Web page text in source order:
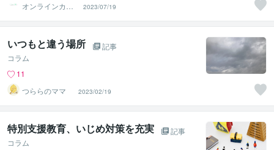
オンラインカウ
ンセリング ヒカ
リ
2023/07/19
いつもと違う場所
記事
コラム
11
つららのママ
2023/02/19
特別支援教育、いじめ対策を充実
記事
コラム